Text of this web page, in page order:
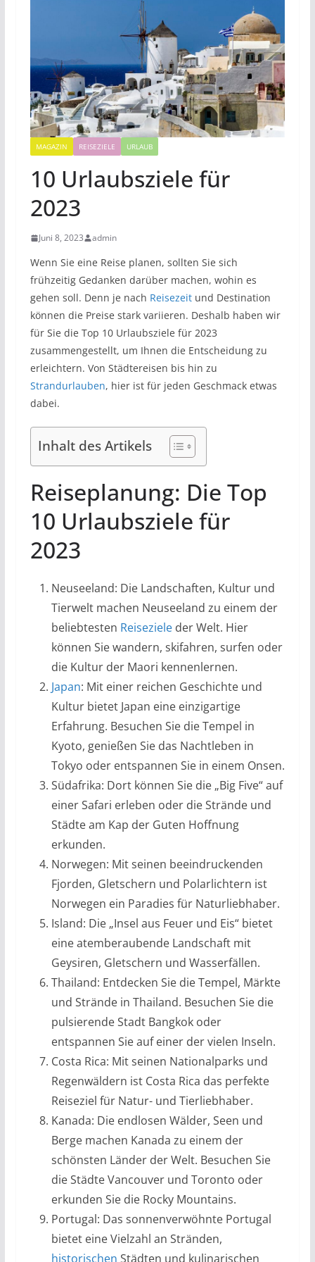
MAGAZIN REISEZIELE URLAUB
10 Urlaubsziele für
2023
Juni 8, 2023 admin
Wenn Sie eine Reise planen, sollten Sie sich
frühzeitig Gedanken darüber machen, wohin es
gehen soll. Denn je nach Reisezeitund Destination
können die Preise stark variieren. Deshalb haben wir
für Sie die Top 10 Urlaubsziele für 2023
zusammengestellt, um Ihnen die Entscheidung zu
erleichtern. Von Städtereisen bis hin zu
Strandurlauben, hier ist für jeden Geschmack etwas
dabei.
Inhalt des Artikels
Reiseplanung: Die Top
10 Urlaubsziele für
2023
Neuseeland: Die Landschaften, Kultur und
Tierwelt machen Neuseeland zu einem der
beliebtesten Reisezieleder Welt. Hier
können Sie wandern, skifahren, surfen oder
die Kultur der Maori kennenlernen.
Japan: Mit einer reichen Geschichte und
Kultur bietet Japan eine einzigartige
Erfahrung. Besuchen Sie die Tempel in
Kyoto, genießen Sie das Nachtleben in
Tokyo oder entspannen Sie in einem Onsen.
Südafrika: Dort können Sie die „Big Five“ auf
einer Safari erleben oder die Strände und
Städte am Kap der Guten Hoffnung
erkunden.
Norwegen: Mit seinen beeindruckenden
Fjorden, Gletschern und Polarlichtern ist
Norwegen ein Paradies für Naturliebhaber.
Island: Die „Insel aus Feuer und Eis“ bietet
eine atemberaubende Landschaft mit
Geysiren, Gletschern und Wasserfällen.
Thailand: Entdecken Sie die Tempel, Märkte
und Strände in Thailand. Besuchen Sie die
pulsierende Stadt Bangkok oder
entspannen Sie auf einer der vielen Inseln.
Costa Rica: Mit seinen Nationalparks und
Regenwäldern ist Costa Rica das perfekte
Reiseziel für Natur- und Tierliebhaber.
Kanada: Die endlosen Wälder, Seen und
Berge machen Kanada zu einem der
schönsten Länder der Welt. Besuchen Sie
die Städte Vancouver und Toronto oder
erkunden Sie die Rocky Mountains.
Portugal: Das sonnenverwöhnte Portugal
bietet eine Vielzahl an Stränden,
historischen Städten und kulinarischen